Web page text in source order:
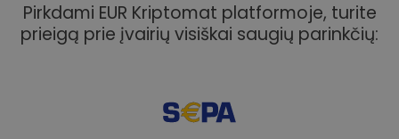
Pirkdami EUR Kriptomat platformoje, turite
prieigą prie įvairių visiškai saugių parinkčių: